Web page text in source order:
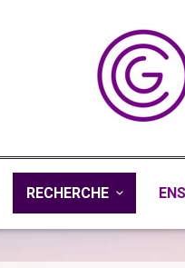
RECHERCHE